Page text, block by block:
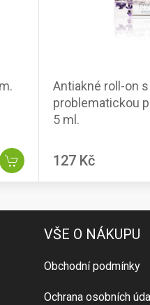
Antiakné roll-on
problematickou
5 ml.
127 Kč
VŠE O NÁKUPU
Obchodní podmínky
Ochrana osobních